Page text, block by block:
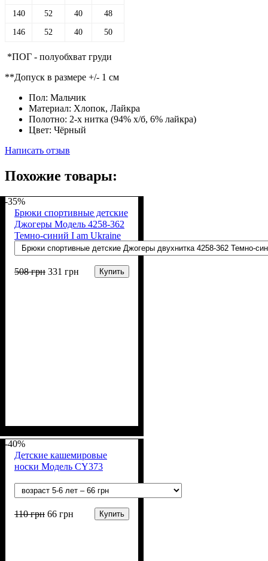
140 52 40 48
146 52 40 50
*ПОГ - полуобхват груди
**Допуск в размере +/- 1 см
Пол: Мальчик
Материал: Хлопок, Лайкра
Полотно: 2-х нитка (94% х/б, 6% лайкра)
Цвет: Чёрный
Написать отзыв
Похожие товары:
-35%
Брюки спортивные детские
Джогеры Модель 4258-362
Темно-синий I am Ukraine
508грн 331 грн Купить
б, 6% лайкра)
-40%
Детские кашемировые
носки Модель CY373
110грн 66 грн Купить